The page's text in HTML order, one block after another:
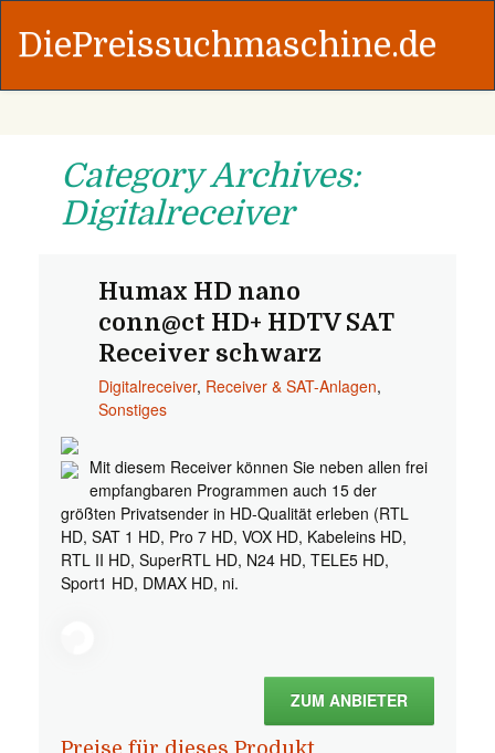
DiePreissuchmaschine.de
Category Archives:
Digitalreceiver
Humax HD nano
conn@ct HD+ HDTV SAT
Receiver schwarz
Digitalreceiver, Receiver & SAT-Anlagen,
Sonstiges
Mit diesem Receiver können Sie neben allen frei
empfangbaren Programmen auch 15 der
größten Privatsender in HD-Qualität erleben (RTL
HD, SAT 1 HD, Pro 7 HD, VOX HD, Kabeleins HD,
RTL II HD, SuperRTL HD, N24 HD, TELE5 HD,
Sport1 HD, DMAX HD, ni.
ZUM ANBIETER
Preise für dieses Produkt